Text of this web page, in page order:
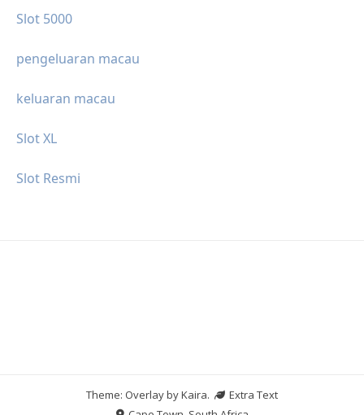
Slot 5000
pengeluaran macau
keluaran macau
Slot XL
Slot Resmi
Theme: Overlay byKaira.
Extra Text